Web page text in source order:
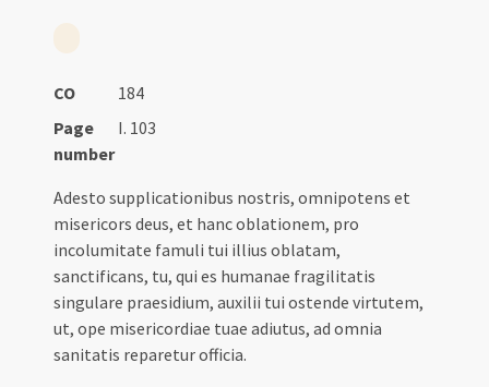
CO
184
Page
number
I. 103
Adesto supplicationibus nostris, omnipotens et
misericors deus, et hanc oblationem, pro
incolumitate famuli tui illius oblatam,
sanctificans, tu, qui es humanae fragilitatis
singulare praesidium, auxilii tui ostende virtutem,
ut, ope misericordiae tuae adiutus, ad omnia
sanitatis reparetur officia.